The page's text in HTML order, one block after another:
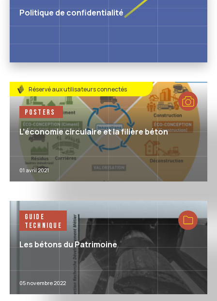
Politique de confidentialité
Réservé aux utilisateurs connectés
Posters
L’économie circulaire et la filière béton
01 avril 2021
Guide
Technique
Les bétons du Patrimoine
05 novembre 2022